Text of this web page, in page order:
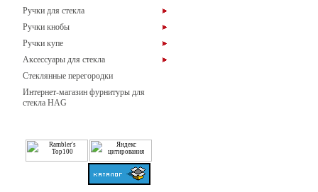
Ручки для стекла
Ручки кнобы
Ручки купе
Аксессуары для стекла
Стеклянные перегородки
Интернет-магазин фурнитуры для
стекла HAG